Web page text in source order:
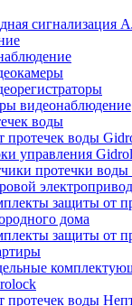
сигнализация
видеонаблюдение
воды
протечек воды
управления
протечки
защиты от
дома
защиты от
протечек воды